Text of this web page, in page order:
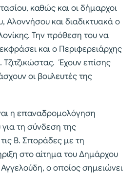
καθώς και οι δήμαρχοι
Αλοννήσου και διαδικτυακά ο
Την πρόθεση του να
και ο Περιφερειάρχης
Έχουν επίσης
οι βουλευτές της
η επαναδρομολόγηση
τη σύνδεση της
Β. Σποράδες με τη
στο αίτημα του Δημάρχου
ο οποίος σημειώνει